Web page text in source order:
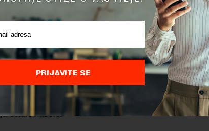
najava u vezi sa električnim vozilima, Grčka je
proizvodnje električne energije, te će do
opstati samo jedna termoelektrana.
studije urađene tokom epidemije COVID-19
ugljen-dioksida.
je ubeležena 40% manja emisija CO2, usred
ističe da je ta zemlja posvećena ekološkim
stanovništva.
PRIJAVITE SE